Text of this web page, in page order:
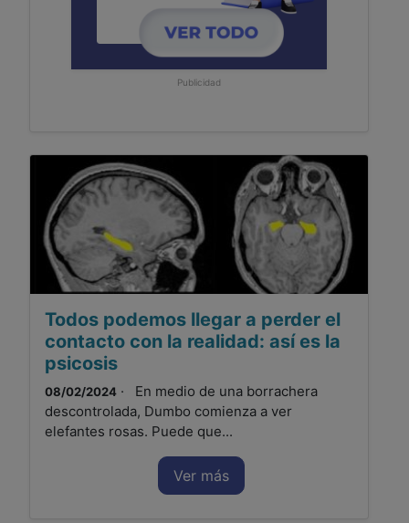
Publicidad
Todos podemos llegar a perder el
contacto con la realidad: así es la
psicosis
08/02/2024 · En medio de una borrachera
descontrolada, Dumbo comienza a ver
elefantes rosas. Puede que...
Ver más